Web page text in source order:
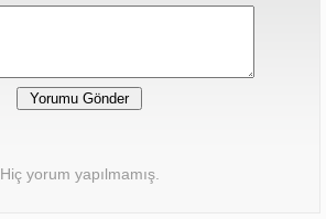
Hiç yorum yapılmamış.